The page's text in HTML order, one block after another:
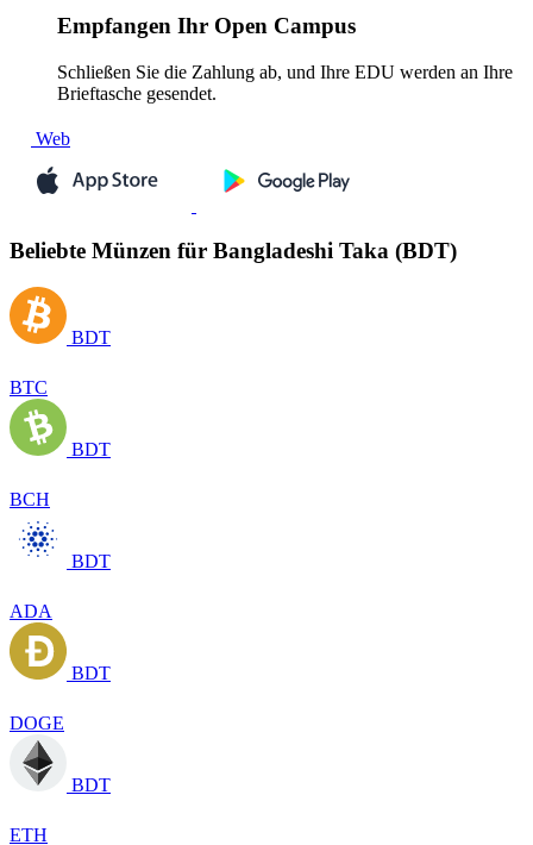
Empfangen Ihr Open Campus
Schließen Sie die Zahlung ab, und Ihre EDU werden an Ihre
Brieftasche gesendet.
Web
Beliebte Münzen für Bangladeshi Taka (BDT)
BDT
BTC
BDT
BCH
BDT
ADA
BDT
DOGE
BDT
ETH